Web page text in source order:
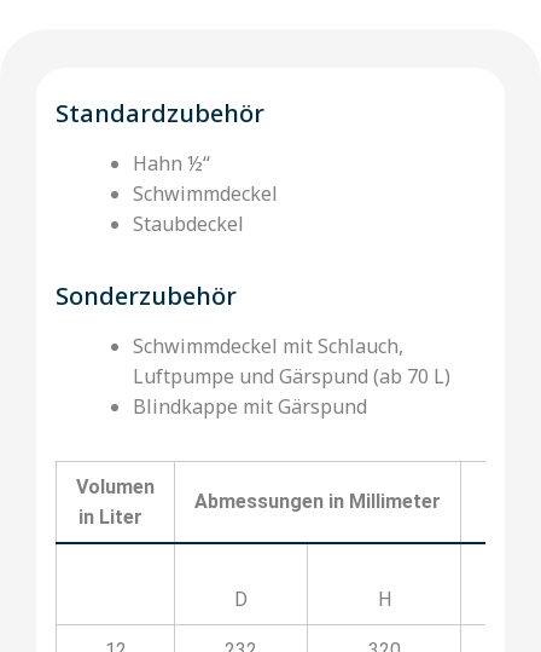
Standardzubehör
Hahn ½‘‘
Schwimmdeckel
Staubdeckel
Sonderzubehör
Schwimmdeckel mit Schlauch,
Luftpumpe und Gärspund (ab 70 L)
Blindkappe mit Gärspund
Volumen
in Liter
Abmessungen in Millimeter
D H